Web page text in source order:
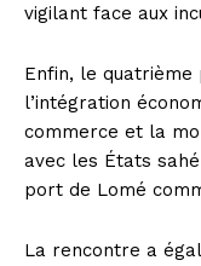
vigilant face aux
Enfin, le
l’intégration
commerce et la
avec les États
port de Lomé
La rencontre a